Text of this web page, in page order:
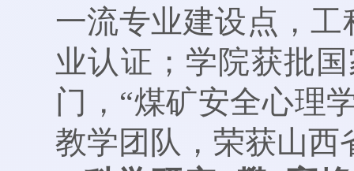
一流专业建设点，
业认证；学院获批
门，“煤矿安全心理
教学团队，荣获山西